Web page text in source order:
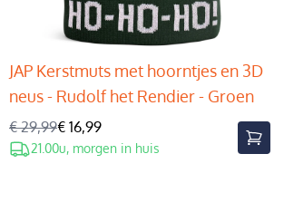
JAP Kerstmuts met hoorntjes en 3D
neus - Rudolf het Rendier - Groen
€ 29,99€ 16,99
21.00u, morgen in huis